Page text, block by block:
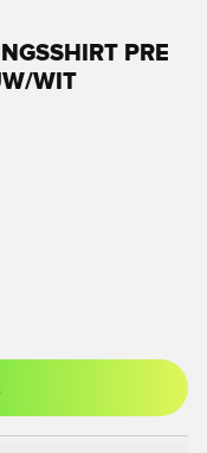
PRE
WIT
aan te melden als lid